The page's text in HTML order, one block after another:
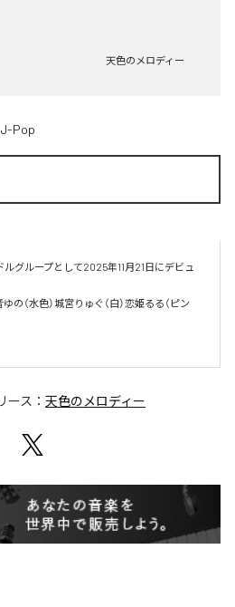
天色のメロディー
J-Pop
グループとして2025年11月21日にデビュ
の（水色）城宮りゅぐ（白）恋姫るる（ピン
ース： 天色のメロディー